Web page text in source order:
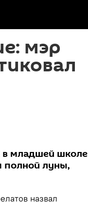
мэр
в младшей школе
полной луны,
назвал